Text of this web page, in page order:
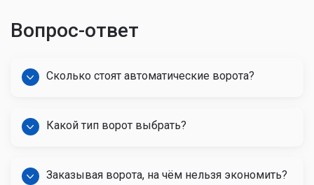
Вопрос-ответ
Сколько стоят автоматические ворота?
Какой тип ворот выбрать?
Заказывая ворота, на чём нельзя экономить?